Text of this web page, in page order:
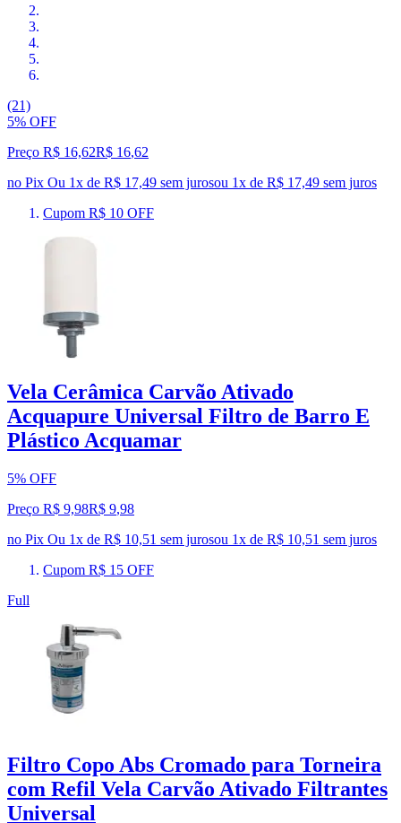
(21)
5% OFF
Preço R$ 16,62R$ 16,62
no Pix Ou 1x de R$ 17,49 sem jurosou 1x de R$ 17,49 sem juros
Cupom R$ 10 OFF
Vela Cerâmica Carvão Ativado
Acquapure Universal Filtro de Barro E
Plástico Acquamar
5% OFF
Preço R$ 9,98R$ 9,98
no Pix Ou 1x de R$ 10,51 sem jurosou 1x de R$ 10,51 sem juros
Cupom R$ 15 OFF
Full
Filtro Copo Abs Cromado para Torneira
com Refil Vela Carvão Ativado Filtrantes
Universal